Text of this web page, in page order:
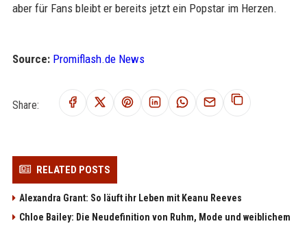
aber für Fans bleibt er bereits jetzt ein Popstar im Herzen.
Source: Promiflash.de News
Share:
RELATED POSTS
Alexandra Grant: So läuft ihr Leben mit Keanu Reeves
Chloe Bailey: Die Neudefinition von Ruhm, Mode und weiblichem